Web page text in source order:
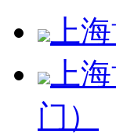
上
上
门）